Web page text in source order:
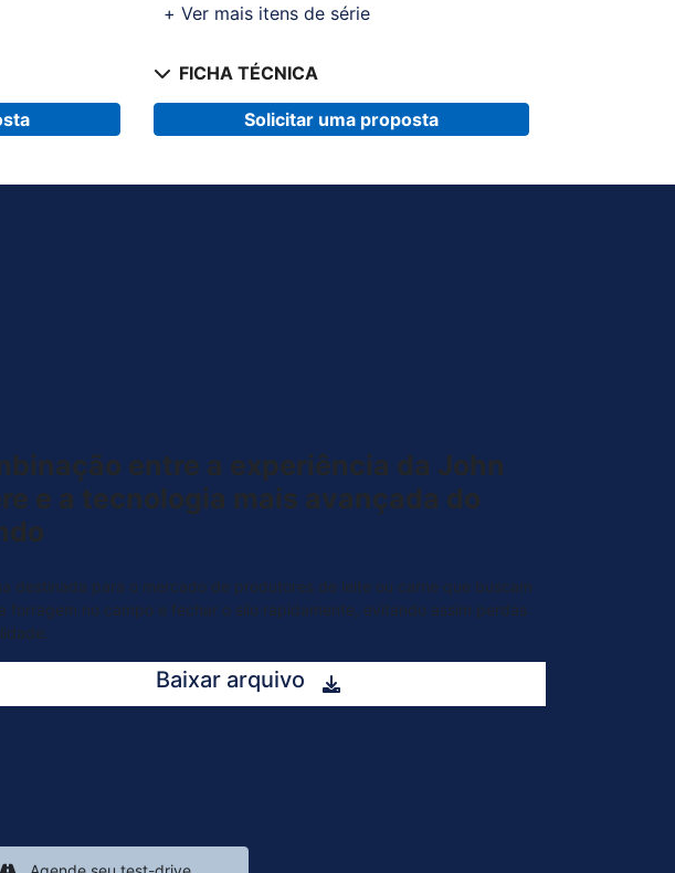
+ Ver mais itens de série
FICHA TÉCNICA
Solicitar uma proposta
entre a experiência da John
e a tecnologia mais avançada do
destinada para o mercado de produtores de leite ou carne que buscam
forragem no campo e fechar o silo rapidamente, evitando assim perdas
Baixar arquivo